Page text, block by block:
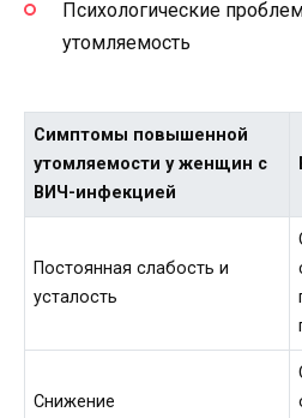
Психологические
утомляемость
Симптомы повышенной
утомляемости у женщин с
ВИЧ-инфекцией
Постоянная слабость и
усталость
Снижение